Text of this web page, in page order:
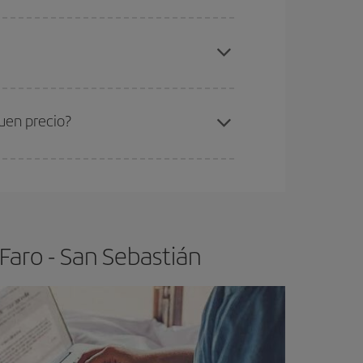
San Sebastián-dest
precio?
- San Sebastián